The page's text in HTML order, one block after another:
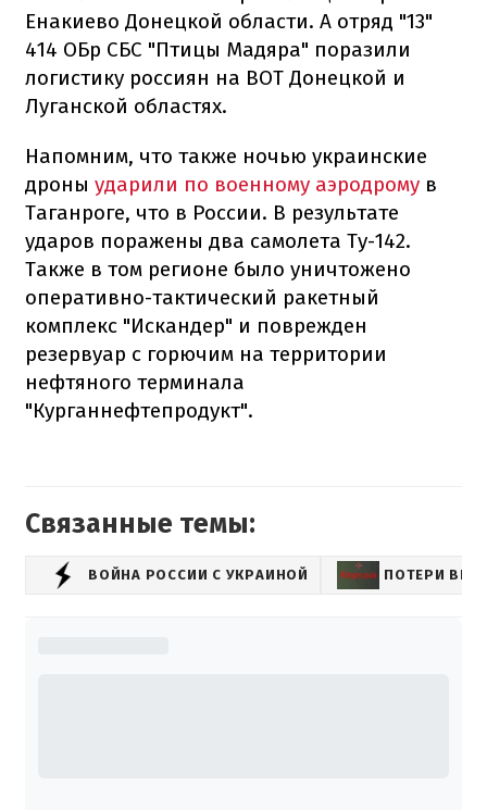
Енакиево Донецкой области. А отряд "13"
414 ОБр СБС "Птицы Мадяра" поразили
логистику россиян на ВОТ Донецкой и
Луганской областях.
Напомним, что также ночью украинские
дроны ударили по военному аэродрому в
Таганроге, что в России. В результате
ударов поражены два самолета Ту-142.
Также в том регионе было уничтожено
оперативно-тактический ракетный
комплекс "Искандер" и поврежден
резервуар с горючим на территории
нефтяного терминала
"Курганнефтепродукт".
Связанные темы:
ВОЙНА РОССИИ С УКРАИНОЙ ПОТЕРИ